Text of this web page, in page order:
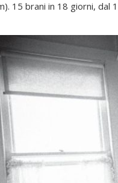
15 brani in 18 giorni, dal